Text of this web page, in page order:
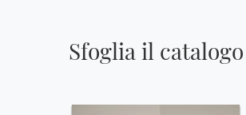
Sfoglia il catalogo